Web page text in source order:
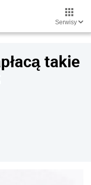
Serwisy
takie